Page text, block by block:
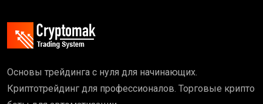
Основы трейдинга с нуля для начинающих.
Криптотрейдинг для профессионалов. Торговые крипто